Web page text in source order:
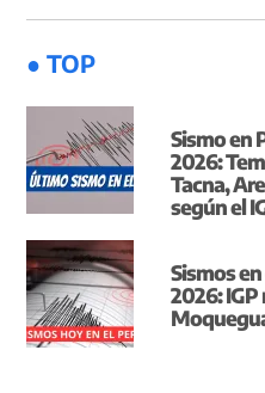
● TOP
Sismo en
2026:
Tacna,
según el
Sismos
2026: